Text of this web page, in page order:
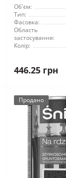
Об'єм:
Тип:
Фасовка:
Область
застосування:
Колір:
446.25 грн
Продано